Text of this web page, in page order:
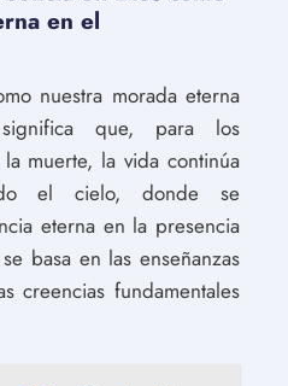
en el
nuestra morada eterna
que, para los
muerte, la vida continúa
el cielo, donde se
eterna en la presencia
basa en las enseñanzas
creencias fundamentales